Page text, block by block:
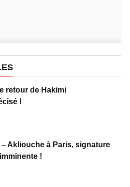
retour de Hakimi
!
– Akliouche à Paris, signature
!